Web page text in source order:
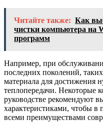
Читайте также: Как
чистки компьютера на
программ
Например, при
последних поколений,
материала для достижения
теплопередачи. Некоторые
руководстве рекомендуют
характеристиками, чтобы в
всеми преимуществами